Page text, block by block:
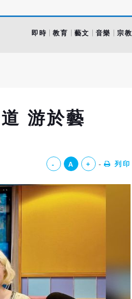
即時 教育 藝文 音樂 宗教
游於藝
- A + 列印